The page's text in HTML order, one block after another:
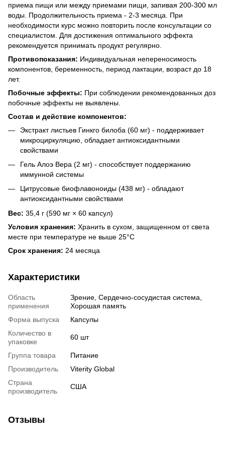
приема пищи или между приемами пищи, запивая 200-300 мл
воды. Продолжительность приема - 2-3 месяца. При
необходимости курс можно повторить после консультации со
специалистом. Для достижения оптимального эффекта
рекомендуется принимать продукт регулярно.
Противопоказания: Индивидуальная непереносимость
компонентов, беременность, период лактации, возраст до 18
лет.
Побочные эффекты: При соблюдении рекомендованных доз
побочные эффекты не выявлены.
Состав и действие компонентов:
Экстракт листьев Гинкго билоба (60 мг) - поддерживает
микроциркуляцию, обладает антиоксидантными
свойствами
Гель Алоэ Вера (2 мг) - способствует поддержанию
иммунной системы
Цитрусовые биофлавоноиды (438 мг) - обладают
антиоксидантными свойствами
Вес: 35,4 г (590 мг × 60 капсул)
Условия хранения: Хранить в сухом, защищенном от света
месте при температуре не выше 25°С
Срок хранения: 24 месяца
Характеристики
Область
применения
Зрение, Сердечно-сосудистая система,
Хорошая память
Форма выпуска
Капсулы
Количество в
упаковке
60 шт
Группа товара
Питание
Производитель
Viterity Global
Страна
производитель
США
Отзывы